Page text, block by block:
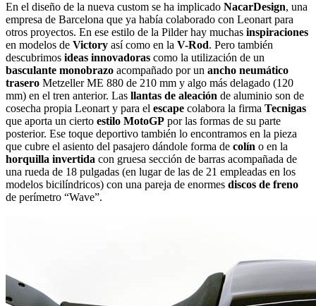
En el diseño de la nueva custom se ha implicado NacarDesign, una
empresa de Barcelona que ya había colaborado con Leonart para
otros proyectos. En ese estilo de la Pilder hay muchas inspiraciones
en modelos de Victory así como en la V-Rod. Pero también
descubrimos ideas innovadoras como la utilización de un
basculante monobrazo acompañado por un ancho neumático
trasero Metzeller ME 880 de 210 mm y algo más delagado (120
mm) en el tren anterior. Las llantas de aleación de aluminio son de
cosecha propia Leonart y para el escape colabora la firma Tecnigas
que aporta un cierto estilo MotoGP por las formas de su parte
posterior. Ese toque deportivo también lo encontramos en la pieza
que cubre el asiento del pasajero dándole forma de colín o en la
horquilla invertida con gruesa sección de barras acompañada de
una rueda de 18 pulgadas (en lugar de las de 21 empleadas en los
modelos bicilíndricos) con una pareja de enormes discos de freno
de perímetro “Wave”.